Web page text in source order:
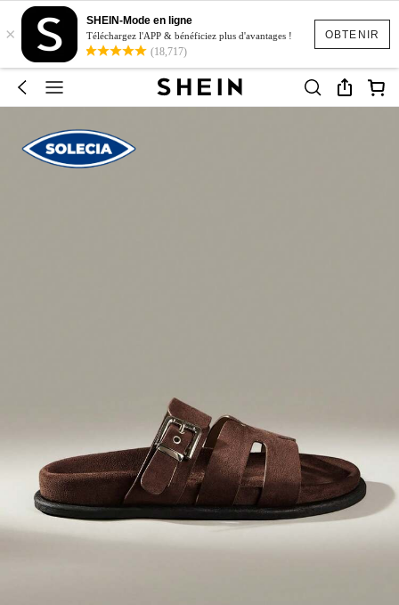
OBTENIR
×
SHEIN-Mode en ligne
Téléchargez l'APP & bénéficiez plus d'avantages !
(18,717)